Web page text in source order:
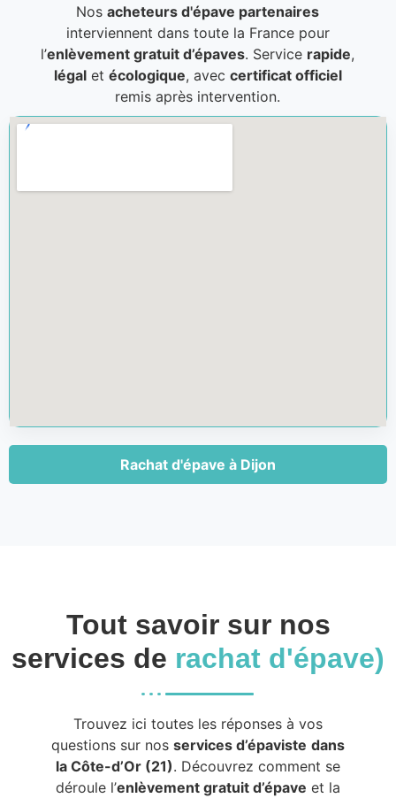
Nosacheteurs d'épave partenaires
interviennent dans toute la France pour
l’enlèvement gratuit d’épaves. Service rapide,
légalet écologique, avec certificat officiel
remis après intervention.
Rachat d'épave à Dijon
Tout savoir sur nos
services de rachat d'épave)
Trouvez ici toutes les réponses à vos
questions sur nos services d’épaviste dans
la Côte-d’Or (21). Découvrez comment se
déroule l’enlèvement gratuit d’épave et la